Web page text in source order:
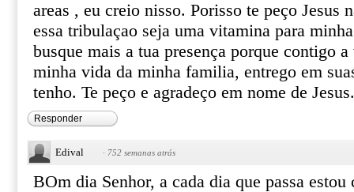
areas , eu creio nisso. Porisso te peço Jesus
essa tribulaçao seja uma vitamina para
busque mais a tua presença porque contigo
minha vida da minha familia, entrego em
tenho. Te peço e agradeço em nome de
Responder
Edival · 752 semanas atrás
BOm dia Senhor, a cada dia que passa